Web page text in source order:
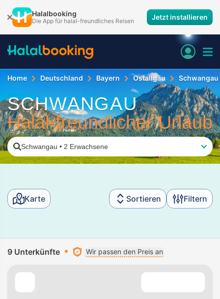
Halalbooking
Die App für halal-freundliches Reisen Jetzt installieren
Home Deutschland Bayern Ostallgäu Schwangau
SCHWANGAU
Halal-freundlicher Urlaub
Schwangau • 2 Erwachsene
Karte Sortieren Filtern
9 Unterkünfte Wir passen den Preis an